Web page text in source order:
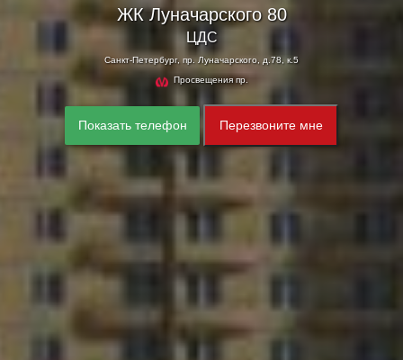
ЖК Луначарского 80
ЦДС
Санкт-Петербург, пр. Луначарского, д.78, к.5
Просвещения пр.
Показать телефон Перезвоните мне